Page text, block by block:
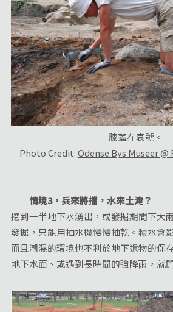
膝蓋在哀號。
Photo Credit:Odense Bys Museer @
情境3，兵來將擋，水來土淹？
挖到一半地下水湧出，或發掘期間下大
發掘，只能用抽水機慢慢抽乾。積水會
而且潮濕的環境也不利於地下遺物的保
地下水面、或遇到長時間的強降雨，就